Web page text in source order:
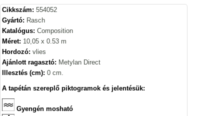
Cikkszám: 554052
Gyártó: Rasch
Katalógus: Composition
Méret: 10,05 x 0.53 m
Hordozó: vlies
Ajánlott ragasztó: Metylan Direct
Illesztés (cm): 0 cm.
A tapétán szereplő piktogramok és jelentésük:
Gyengén mosható